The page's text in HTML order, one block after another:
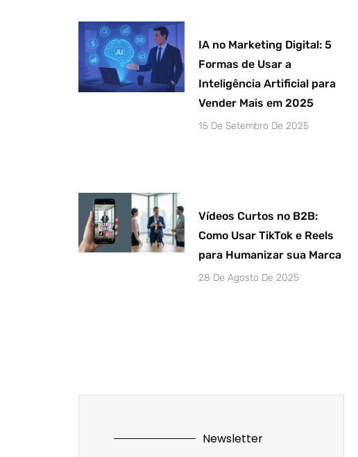
IA no Marketing Digital: 5
Formas de Usar a
Inteligência Artificial para
Vender Mais em 2025
15 De Setembro De 2025
Vídeos Curtos no B2B:
Como Usar TikTok e Reels
para Humanizar sua Marca
28 De Agosto De 2025
Newsletter